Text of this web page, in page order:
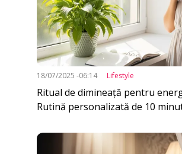
18/07/2025 -06:14 Lifestyle
Ritual de dimineață pentru
Rutină personalizată de 10
Imagine